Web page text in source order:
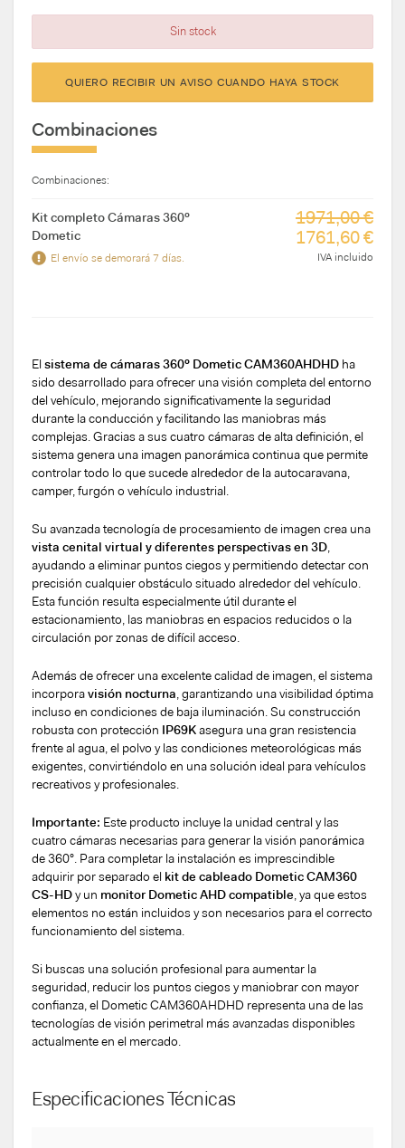
Sin stock
QUIERO RECIBIR UN AVISO CUANDO HAYA STOCK
Combinaciones
Combinaciones:
Kit completo Cámaras 360º
Dometic
El envío se demorará 7 días.
1971,00 €
1761,60 €
IVA incluido
El sistema de cámaras 360º Dometic CAM360AHDHD ha
sido desarrollado para ofrecer una visión completa del entorno
del vehículo, mejorando significativamente la seguridad
durante la conducción y facilitando las maniobras más
complejas. Gracias a sus cuatro cámaras de alta definición, el
sistema genera una imagen panorámica continua que permite
controlar todo lo que sucede alrededor de la autocaravana,
camper, furgón o vehículo industrial.
Su avanzada tecnología de procesamiento de imagen crea una
vista cenital virtual y diferentes perspectivas en 3D
ayudando a eliminar puntos ciegos y permitiendo detectar con
precisión cualquier obstáculo situado alrededor del vehículo.
Esta función resulta especialmente útil durante el
estacionamiento, las maniobras en espacios reducidos o la
circulación por zonas de difícil acceso.
Además de ofrecer una excelente calidad de imagen, el sistema
incorporavisión nocturna , garantizando una visibilidad óptima
incluso en condiciones de baja iluminación. Su construcción
robusta con protección IP69Kasegura una gran resistencia
frente al agua, el polvo y las condiciones meteorológicas más
exigentes, convirtiéndolo en una solución ideal para vehículos
recreativos y profesionales.
Importante: Este producto incluye la unidad central y las
cuatro cámaras necesarias para generar la visión panorámica
de 360°. Para completar la instalación es imprescindible
adquirir por separado el kit de cableado Dometic CAM360
CS-HDy un monitor Dometic AHD compatible , ya que estos
elementos no están incluidos y son necesarios para el correcto
funcionamiento del sistema.
Si buscas una solución profesional para aumentar la
seguridad, reducir los puntos ciegos y maniobrar con mayor
confianza, el Dometic CAM360AHDHD representa una de las
tecnologías de visión perimetral más avanzadas disponibles
actualmente en el mercado.
Especificaciones Técnicas